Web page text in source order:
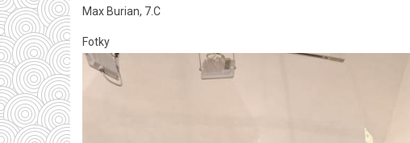
Max Burian, 7.C
Fotky